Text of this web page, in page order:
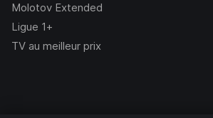
Molotov Extended
Ligue 1+
TV au meilleur prix